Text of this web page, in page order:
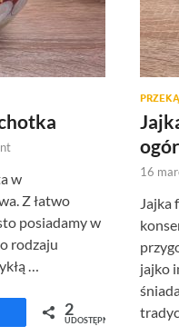
w
Z łatwo
posiadamy w
rodzaju
…
2
UDOSTĘPNIEŃ
16
Jajka
jajko